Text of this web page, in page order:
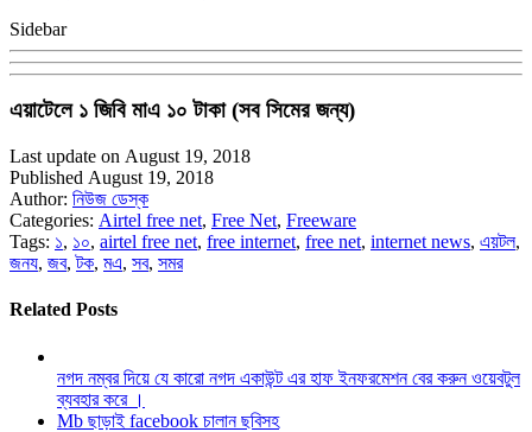
Sidebar
এয়াটেলে ১ জিবি মাএ ১০ টাকা (সব সিমের জন্য)
Last update on August 19, 2018
Published August 19, 2018
Author: নিউজ ডেস্ক
Categories: Airtel free net, Free Net, Freeware
Tags: ১, ১০, airtel free net, free internet, free net, internet news, এয়টল,
জনয, জব,টক, মএ, সব, সমর
Related Posts
নগদ নম্বর দিয়ে যে কারো নগদ একাউন্ট এর হাফ ইনফরমেশন বের করুন ওয়েবটুল
ব্যবহার করে ।
Mb ছাড়াই facebook চালান ছবিসহ